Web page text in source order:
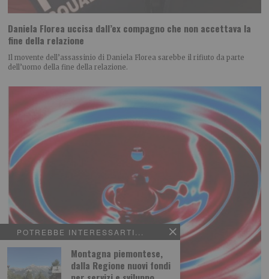
POTREBBE INTERESSARTI...
Montagna piemontese,
dalla Regione nuovi fondi
Daniela Florea uccisa dall’ex compagno che non accettava la
fine della relazione
Il movente dell’assassinio di Daniela Florea sarebbe il rifiuto da parte
dell’uomo della fine della relazione.